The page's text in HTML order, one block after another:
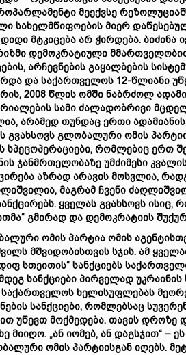
მეექვსე
სახელმწიფოების მიერ
მტკიცება არ ჭირდება. ბიძინა
დემოკრატიული
არჩევნების გაყალბების
და საქართველოს 12-წლიანი
2008 წლის ომში ნაბრძოლ
სამი ძალადობრივი
არამედ თუნდაც ერთი
გვახსოვს გლობალური ომის
სპეცოპერაციები, რომლებიც
ჯანმრთელობაზე უმძიმესი
აზრად არავის მოსვლია,
მაგრამ ჩვენი
ყველას გვახსოვს
გმირად და დემოკრატიის
ომის პარტია ომის
მშვიდობისთვის სჯის. ამ
სთეითის“ სანქციებს
სანქციები პირველად
ხელისუფლებას
სანქციები, რომლებსაც
უწევთ მოქმედება. თავის
მიიღო. „ან იომებ, ან დაგსჯით“ –
ომის პარტიისგან იღებს.